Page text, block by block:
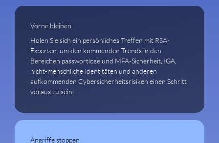
Vorne bleiben
Holen Sie sich ein persönliches Treffen mit RSA-
Experten, um den kommenden Trends in den
Bereichen passwortlose und MFA-Sicherheit, IGA,
nicht-menschliche Identitäten und anderen
aufkommenden Cybersicherheitsrisiken einen Schritt
voraus zu sein.
Angriffe stoppen